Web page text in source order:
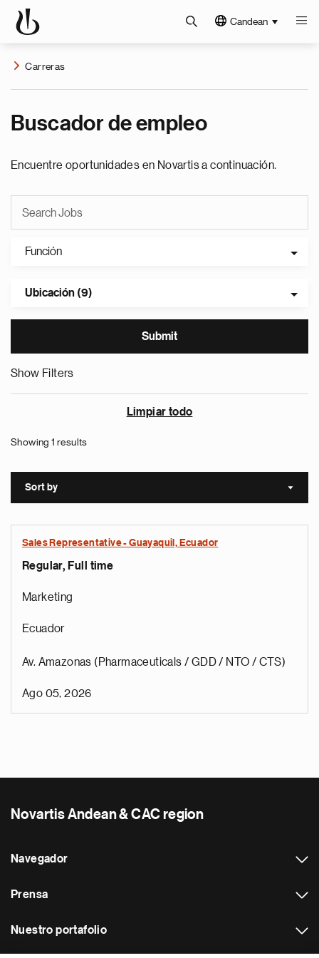
Candean
Carreras
Buscador de empleo
Encuentre oportunidades en Novartis a continuación.
Función
Ubicación (9)
Show Filters
Limpiar todo
Showing 1 results
Sort by Sort
Sales Representative - Guayaquil, Ecuador
Regular, Full time
Marketing
Ecuador
Av. Amazonas (Pharmaceuticals / GDD / NTO / CTS)
Ago 05, 2026
Novartis Andean & CAC region
Navegador
Prensa
Nuestro portafolio